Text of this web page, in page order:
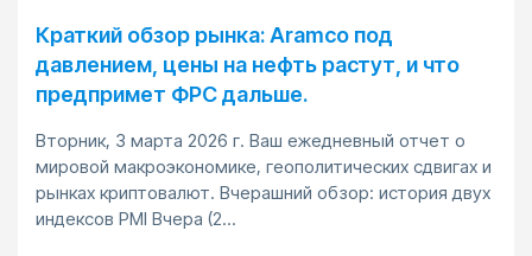
Краткий обзор рынка: Aramco под
давлением, цены на нефть растут, и что
предпримет ФРС дальше.
Вторник, 3 марта 2026 г. Ваш ежедневный отчет о
мировой макроэкономике, геополитических сдвигах и
рынках криптовалют. Вчерашний обзор: история двух
индексов PMI Вчера (2...